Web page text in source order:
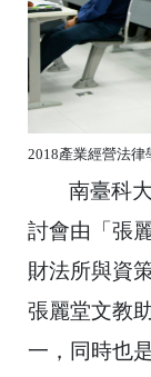
2018產業經營法律
南臺科
討會由「張
財法所與資
張麗堂文教
一， 同時也